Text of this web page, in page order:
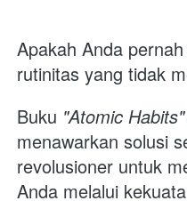
Apakah Anda
rutinitas yang tidak
Buku "Atomic Habits"
menawarkan solusi
revolusioner untuk
Anda melalui